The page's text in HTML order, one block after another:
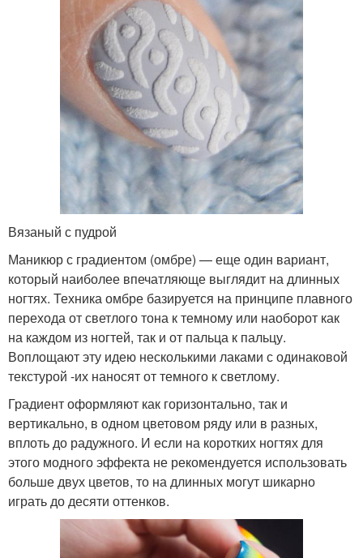
Вязаный с пудрой
Маникюр с градиентом (омбре) — еще один вариант,
который наиболее впечатляюще выглядит на длинных
ногтях. Техника омбре базируется на принципе плавного
перехода от светлого тона к темному или наоборот как
на каждом из ногтей, так и от пальца к пальцу.
Воплощают эту идею несколькими лаками с одинаковой
текстурой -их наносят от темного к светлому.
Градиент оформляют как горизонтально, так и
вертикально, в одном цветовом ряду или в разных,
вплоть до радужного. И если на коротких ногтях для
этого модного эффекта не рекомендуется использовать
больше двух цветов, то на длинных могут шикарно
играть до десяти оттенков.